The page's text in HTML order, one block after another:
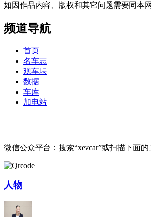
如因作品内容、版权和其它问题需要同本
频道导航
首页
名车志
观车坛
数据
车库
加电站
微信公众平台：搜索“xevcar”或扫描下面的
人物